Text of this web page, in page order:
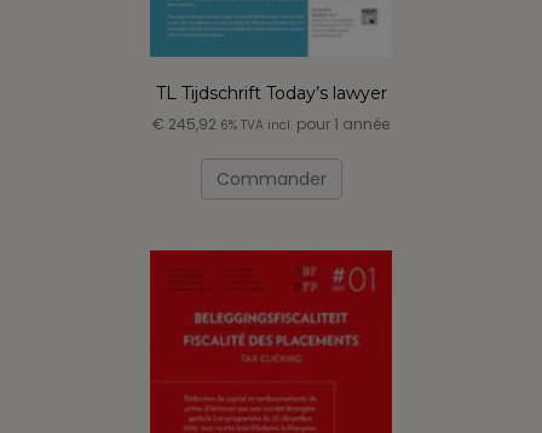
TL Tijdschrift Today’s lawyer
€ 245,92 6% TVA incl. pour 1 année
Commander